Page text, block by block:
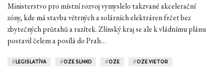
Ministerstvo pro místní rozvoj vymyslelo takzvané akcelerační
zóny, kde má stavba větrných a solárních elektráren frčet bez
zbytečných průtahů a razítek. Zlínský kraj se ale k vládnímu plánu
postavil čelem a posílá do Prah…
# LEGISLATÍVA #OZE SLNKO #OZE #OZE VIETOR